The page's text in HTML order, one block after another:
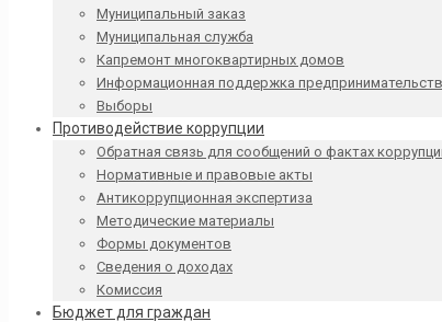
Муниципальный заказ
Муниципальная служба
Капремонт многоквартирных домов
Информационная поддержка
Выборы
Противодействие коррупции
Обратная связь для сообщений о фактах
Нормативные и правовые акты
Антикоррупционная экспертиза
Методические материалы
Формы документов
Сведения о доходах
Комиссия
Бюджет для граждан